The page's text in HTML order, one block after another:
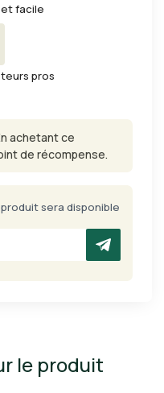
facile
pros
achetant ce
de récompense.
sera disponible
le produit